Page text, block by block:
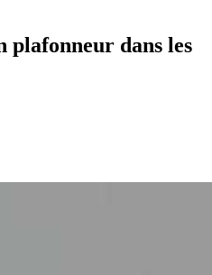
plafonneur dans les